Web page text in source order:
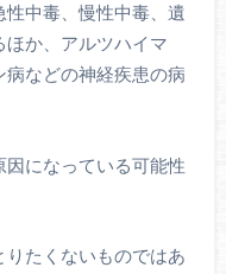
中毒、慢性中毒、遺
か、アルツハイマ
などの神経疾患の病
になっている可能性
たくないものではあ